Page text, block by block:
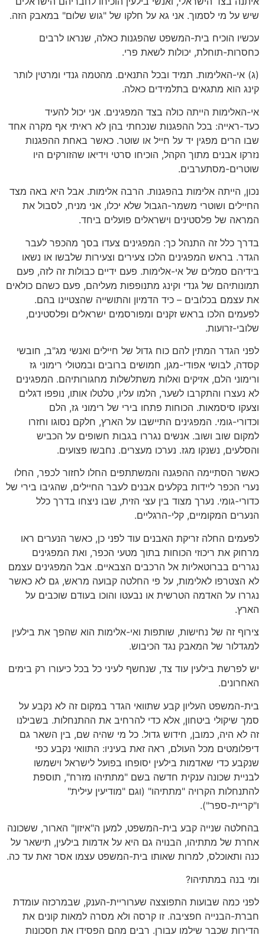
שיש על מי לסמוך. אני גא על חלקו של "גוש שלום" במאבק הזה.
עכשיו הוכיח בית-המשפט שהפגנות כאלה, שנראו לרבים
כחסרות-תוחלת, יכולות לשאת פרי.
(ג) אי-האלימות. תמיד ובכל התנאים. מהטמה גנדי ומרטין לותר
קינג הוא מתגאים בתלמידים כאלה.
אי-האלימות הייתה כולה בצד המפגינים. אני יכול להעיד
כעד-ראייה: בכל ההפגנות שנכחתי בהן לא ראיתי אף מקרה אחד
שבו הרים מפגין יד על חייל או שוטר. כאשר באחת ההפגנות
נזרקו אבנים מתוך הקהל, הוכיחו סרטי וידיאו שהזורקים היו
שוטרים-מסתערבים.
נכון, הייתה אלימות בהפגנות. הרבה אלימות. אבל היא באה מצד
החיילים ושוטרי משמר-הגבול שלא יכלו, אני מניח, לסבול את
המראה של פלסטינים וישראלים פועלים ביחד.
בדרך כלל זה התנהל כך: המפגינים צעדו בסך מהכפר לעבר
הגדר. בראש המפגינים הלכו צעירים וצעירות שלבשו או נשאו
בידיהם סמלים של אי-אלימות. פעם ידיים כבולות זה לזה, פעם
תמונותיהם של גנדי וקינג מתנופפות מעליהם, פעם כשהם כולאים
את עצמם בכלובים – כיד הדמיון והתושייה שהצטיינו בהם.
לפעמים הלכו בראש זקנים ומפורסמים ישראלים ופלסטינים,
שלובי-זרועות.
לפני הגדר המתין להם כוח גדול של חיילים ואנשי מג"ב, חובשי
קסדה, לבושי אפודי-מגן, חמושים ברובים ובמטולי רימוני גז
ורימוני הלם, אזיקים ואלות משתלשלות מחגורותיהם. המפגינים
לא נעצרו והתקרבו לשער, הלמו עליו, טלטלו אותו, נופפו דגלים
וצעקו סיסמאות. הכוחות פתחו בירי של רימוני גז, הלם
וכדורי-גומי. המפגינים התיישבו על הארץ, חלקם נסוגו וחזרו
למקום שוב ושוב. אנשים נגררו בגבות חשופים על הכביש
והסלעים, נשנקו מגז. נערכו מעצרים. נחבשו פצועים.
כאשר הסתיימה ההפגנה והמשתתפים החלו לחזור לכפר, החלו
נערי הכפר ליידות בקלעים אבנים לעבר החיילים, שהגיבו בירי של
כדורי-גומי. נערך מצוד בין עצי הזית, שבו ניצחו בדרך כלל
הנערים המקומיים, קלי-הרגליים.
לפעמים החלה זריקת האבנים עוד לפני כן, כאשר הנערים ראו
מרחוק את ריכוזי הכוחות בתוך מטעי הכפר, ואת המפגינים
נגררים בברוטאליות אל הרכבים הצבאיים. אבל המפגינים עצמם
לא הצטרפו לאלימות, על פי החלטה קבועה מראש, גם לא כאשר
נגררו על האדמה הטרשית או נבעטו והוכו בעודם שוכבים על
הארץ.
צירוף זה של נחישות, שותפות ואי-אלימות הוא שהפך את בילעין
למגדלור של המאבק נגד הכיבוש.
יש לפרשת בילעין עוד צד, שנחשף לעיני כל בכל כיעורו רק בימים
האחרונים.
בית-המשפט העליון קבע שתוואי הגדר במקום זה לא נקבע על
סמך שיקולי ביטחון, אלא כדי להרחיב את ההתנחלות. בשבילנו
זה לא היה, כמובן, חידוש גדול. כל מי שהיה שם, בין השאר גם
דיפלומטים מכל העולם, ראה זאת בעיניו: התוואי נקבע כפי
שנקבע כדי שאדמות בילעין יסופחו בפועל לישראל וישמשו
לבניית שכונה ענקית חדשה בשם "מתתיהו מזרח", תוספת
להתנחלות הקרויה "מתתיהו" (וגם "מודיעין עילית"
ו"קריית-ספר").
בהחלטה שנייה קבע בית-המשפט, למען ה"איזון" הארור, ששכונה
אחרת של מתתיהו, הבנויה גם היא על אדמות בילעין, תישאר על
כנה ותאוכלס, למרות שאותו בית-המשפט עצמו אסר זאת עד כה.
ומי בנה במתתיהו?
לפני כמה שבועות התפוצצה שערוריית-הענק, שבמרכזה עומדת
חברת-הבנייה חפציבה. זו קרסה ולא מסרה למאות קונים את
הדירות שכבר שילמו עבורן. רבים מהם הפסידו את חסכונות